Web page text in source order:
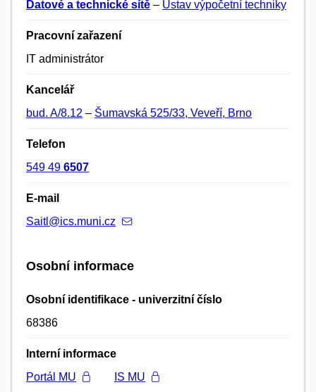
Datové a technické sítě – Ústav výpočetní techniky
Pracovní zařazení
IT administrátor
Kancelář
bud. A/8.12 – Šumavská 525/33, Veveří, Brno
Telefon
549 49 6507
E-mail
Saitl@ics.muni.cz
Osobní informace
Osobní identifikace - univerzitní číslo
68386
Interní informace
Portál MU
IS MU